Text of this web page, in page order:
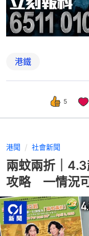
港鐵
5
港聞 社會新聞
兩蚊兩折｜
攻略 一情況